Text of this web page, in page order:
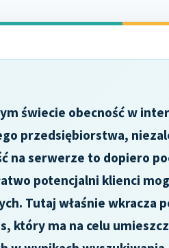
świecie obecność w
przedsiębiorstwa,
na serwerze to dopiero
potencjalni klienci
Tutaj właśnie wkracza
który ma na celu